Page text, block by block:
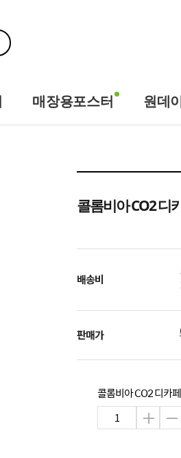
매장용포스터 원데
콜롬비아 CO2 디
배송비
판매가
콜롬비아 CO2 디카